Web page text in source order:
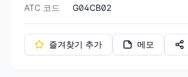
ATC 코드
G04CB02
즐겨찾기 추가 메모